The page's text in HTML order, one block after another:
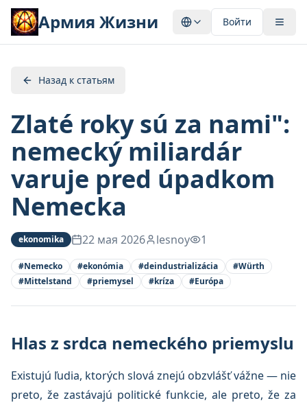
Армия Жизни Войти
Назад к статьям
Zlaté roky sú za nami":
nemecký miliardár
varuje pred úpadkom
Nemecka
ekonomika 22 мая 2026 lesnoy 1
#Nemecko #ekonómia #deindustrializácia #Würth
#Mittelstand #priemysel #kríza #Európa
Hlas z srdca nemeckého priemyslu
Existujú ľudia, ktorých slová znejú obzvlášť vážne — nie
preto, že zastávajú politické funkcie, ale preto, že za